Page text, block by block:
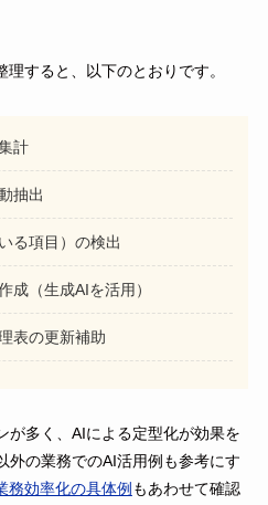
すると、以下のとおりです。
計
抽出
る項目）の検出
成（生成AIを活用）
表の更新補助
が多く、AIによる定型化が効果を
外の業務でのAI活用例も参考にす
務効率化の具体例 もあわせて確認